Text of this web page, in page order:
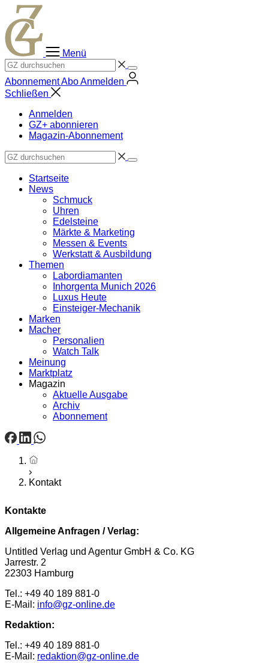
Zum
Inhalt
springen
Menü
AbonnementAboAnmelden
Schließen
Anmelden
GZ+ abonnieren
Magazin-Abonnement
Startseite
News
Schmuck
Uhren
Edelsteine
Märkte & Marketing
Messen & Events
Werkstatt & Ausbildung
Themen
Labordiamanten
Inhorgenta Munich 2026
Luxus Heute
Einsteiger-Mechanik
Marken
Macher
Personalien
Watch Talk
Meinung
Marktplatz
Magazin
Aktuelle Ausgabe
Archiv
Abonnement
Startseite
Kontakt
Kontakte
Allgemeine Anfragen / Verlag:
Untitled Verlag und Agentur GmbH & Co. KG
Jarrestr. 2
22303 Hamburg
Tel.: +49 40 189 881-0
E-Mail: info@gz-online.de
Redaktion:
Tel.: +49 40 189 881-0
E-Mail: redaktion@gz-online.de